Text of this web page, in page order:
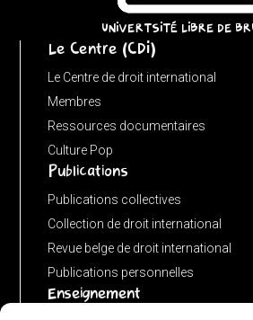
URL(input,
window.location.href);
u.pathname.toLowerCase().replace(/\/
UNIVERTSITÉ LIBRE DE
Le Centre (CDI)
Le Centre de droit international
Membres
Ressources documentaires
Culture Pop
Publications
Publications collectives
Collection de droit international
Revue belge de droit international
Publications personnelles
Enseignement